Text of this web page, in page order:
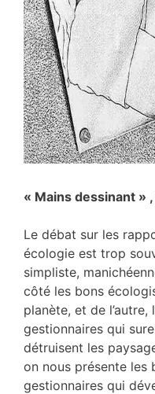
« Mains dessinant »
Le débat sur les
écologie est trop
simpliste,
côté les bons
planète, et de
gestionnaires qui
détruisent les
on nous présente les
gestionnaires qui